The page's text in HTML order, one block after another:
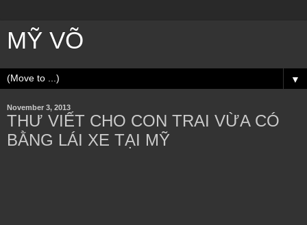
MỸ VÕ
▼
November 3, 2013
THƯ VIẾT CHO CON TRAI VỪA CÓ
BẰNG LÁI XE TẠI MỸ